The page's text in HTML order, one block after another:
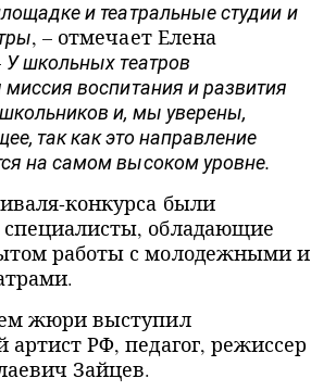
и театральные студии и
, – отмечает Елена
У школьных театров
миссия воспитания и развития
и, мы уверены,
так как это направление
на самом высоком уровне.
конкурса были
обладающие
работы с молодежными и
жюри выступил
РФ, педагог, режиссер
Зайцев.